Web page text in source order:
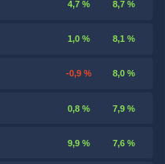
4,7 % 8,7 %
1,0 % 8,1 %
-0,9 % 8,0 %
0,8 % 7,9 %
9,9 % 7,6 %